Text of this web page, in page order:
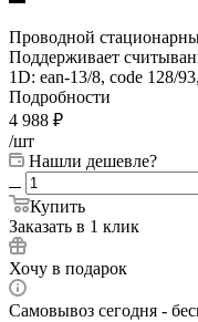
Проводной
Поддерживает
1D: ean-13/8, code 128/
Подробности
4 988 ₽
/шт
Нашли дешевле?
Купить
Заказать в 1 клик
Хочу в подарок
Самовывоз сегодня -